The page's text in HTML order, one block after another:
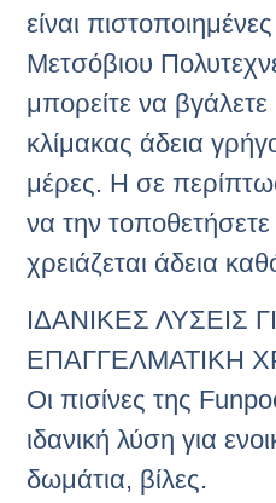
είναι
Μετσόβιου
μπορείτε να βγάλετε
κλίμακας άδεια
μέρες. Η σε
να την
χρειάζεται άδεια
ΙΔΑΝΙΚΕΣ ΛΥΣΕΙΣ
ΕΠΑΓΓΕΛΜΑΤΙΚΗ
Οι πισίνες της
ιδανική λύση για
δωμάτια, βίλες.